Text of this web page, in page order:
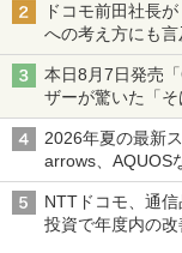
ドコモ前田社長
への考え方にも言
本日8月7日発売
ザーが驚いた「そ
2026年夏の最新
arrows、AQUOS
NTTドコモ、通
投資で年度内の改